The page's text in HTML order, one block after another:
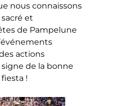
nous connaissons
et
de Pampelune
actions
de la bonne
!